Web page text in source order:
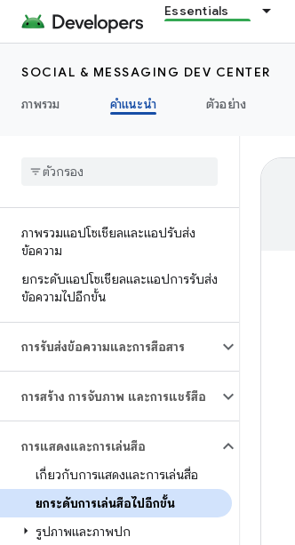
Essentials
SOCIAL & MESSAGING DEV CENTER
ภาพรวม
คำแนะนำ ตัวอย่าง
ภาพรวมแอปโซเชียลและแอปรับส่ง
ข้อความ
ยกระดับแอปโซเชียลและแอปการรับส่ง
ข้อความไปอีกขั้น
การรับส่งข้อความและการสื่อสาร
การสร้าง การจับภาพ และการแชร์สื่อ
การแสดงและการเล่นสื่อ
เกี่ยวกับการแสดงและการเล่นสื่อ
ยกระดับการเล่นสื่อไปอีกขั้น
รูปภาพและภาพปก